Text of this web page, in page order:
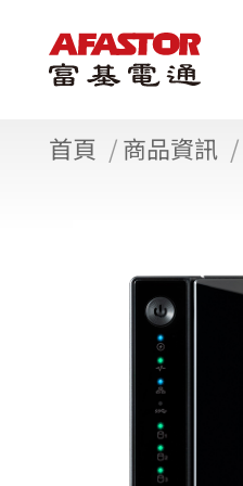
首頁 商品資訊